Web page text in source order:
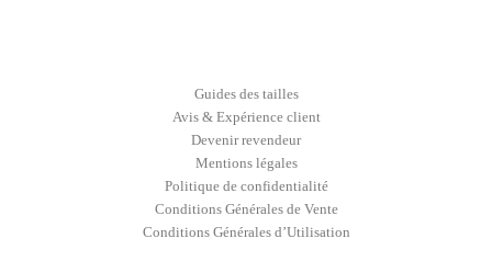
Guides des tailles
Avis & Expérience client
Devenir revendeur
Mentions légales
Politique de confidentialité
Conditions Générales de Vente
Conditions Générales d’Utilisation